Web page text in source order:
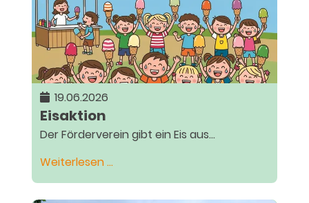
19.06.2026
Eisaktion
Der Förderverein gibt ein Eis aus...
Weiterlesen …Eisaktion